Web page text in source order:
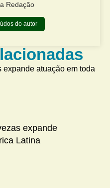
Redação
do autor
expande
Latina